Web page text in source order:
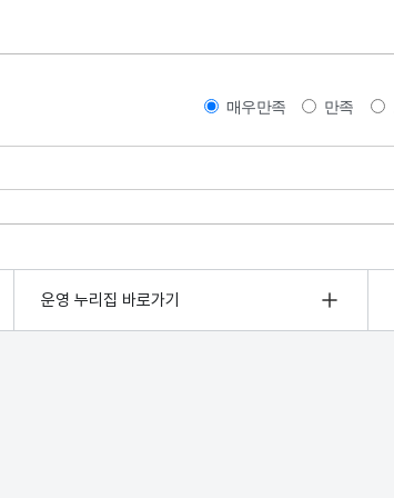
매우만족 만족
운영 누리집 바로가기